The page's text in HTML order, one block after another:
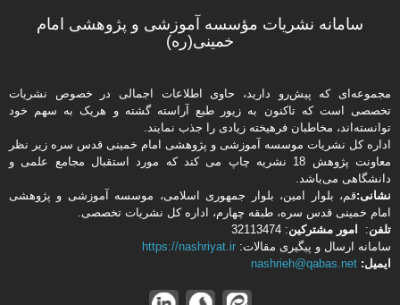
سامانه نشریات مؤسسه آموزشی و پژوهشی امام
خمینی(ره)
مجموعه‌ای که پیش‌رو دارید،‌ حاوی اطلاعات اجمالی در خصوص نشریات
تخصصی است که تاکنون به زیور طبع آراسته گشته و هریک به سهم خود
توانسته‌اند، مخاطبان فرهیخته‌ زیادی را جذب نمایند.
اداره كل نشریات موسسه آموزشی و پژوهشی امام خمینی قدس سره زیر نظر
معاونت پژوهش 18 نشریه چاپ می کند که مورد استقبال مجامع علمی و
دانشگاهی می‌باشد.
نشانی:قم، بلوار امین، بلوار جمهوری اسلامی، موسسه آموزشی و پژوهشی
امام خمینی قدس سره، طبقه چهارم، اداره كل نشریات تخصصی.
تلفن: امور مشتركین: 32113474
سامانه ارسال و پیگیری مقالات: https://nashriyat.ir
ایمیل: nashrieh@qabas.net